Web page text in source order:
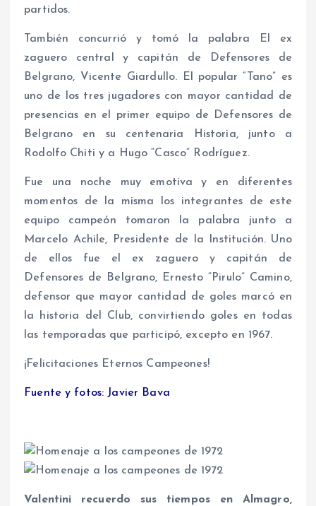
partidos.
También concurrió y tomó la palabra El ex
zaguero central y capitán de Defensores de
Belgrano, Vicente Giardullo. El popular “Tano” es
uno de los tres jugadores con mayor cantidad de
presencias en el primer equipo de Defensores de
Belgrano en su centenaria Historia, junto a
Rodolfo Chiti y a Hugo “Casco” Rodríguez.
Fue una noche muy emotiva y en diferentes
momentos de la misma los integrantes de este
equipo campeón tomaron la palabra junto a
Marcelo Achile, Presidente de la Institución. Uno
de ellos fue el ex zaguero y capitán de
Defensores de Belgrano, Ernesto “Pirulo” Camino,
defensor que mayor cantidad de goles marcó en
la historia del Club, convirtiendo goles en todas
las temporadas que participó, excepto en 1967.
¡Felicitaciones Eternos Campeones!
Fuente y fotos: Javier Bava
Valentini recuerdo sus tiempos en Almagro,